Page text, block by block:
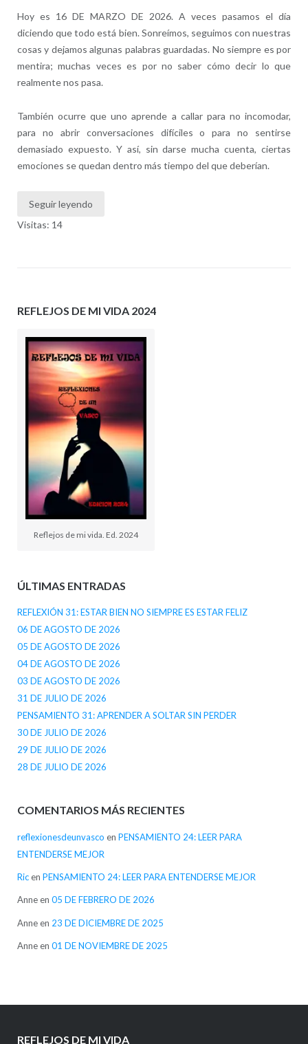
Hoy es 16 DE MARZO DE 2026. A veces pasamos el día
diciendo que todo está bien. Sonreímos, seguimos con nuestras
cosas y dejamos algunas palabras guardadas. No siempre es por
mentira; muchas veces es por no saber cómo decir lo que
realmente nos pasa.
También ocurre que uno aprende a callar para no incomodar,
para no abrir conversaciones difíciles o para no sentirse
demasiado expuesto. Y así, sin darse mucha cuenta, ciertas
emociones se quedan dentro más tiempo del que deberían.
Seguir leyendo
Visitas: 14
REFLEJOS DE MI VIDA 2024
Reflejos de mi vida. Ed. 2024
ÚLTIMAS ENTRADAS
REFLEXIÓN 31: ESTAR BIEN NO SIEMPRE ES ESTAR FELIZ
06 DE AGOSTO DE 2026
05 DE AGOSTO DE 2026
04 DE AGOSTO DE 2026
03 DE AGOSTO DE 2026
31 DE JULIO DE 2026
PENSAMIENTO 31: APRENDER A SOLTAR SIN PERDER
30 DE JULIO DE 2026
29 DE JULIO DE 2026
28 DE JULIO DE 2026
COMENTARIOS MÁS RECIENTES
reflexionesdeunvasco en PENSAMIENTO 24: LEER PARA
ENTENDERSE MEJOR
Ricen PENSAMIENTO 24: LEER PARA ENTENDERSE MEJOR
Anneen 05 DE FEBRERO DE 2026
Anneen 23 DE DICIEMBRE DE 2025
Anneen 01 DE NOVIEMBRE DE 2025
REFLEJOS DE MI VIDA